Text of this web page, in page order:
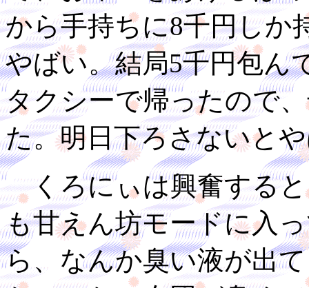
から手持ちに8千円しか
やばい。結局5千円包ん
タクシーで帰ったので
た。明日下ろさないと
くろにぃは興奮すると
も甘えん坊モードに入
ら、なんか臭い液が出